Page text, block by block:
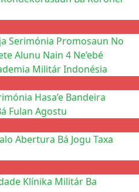
Serimónia Promosaun No
Alunu Nain 4 Ne’ebé
Militár Indonésia
Hasa’e Bandeira
Fulan Agostu
Abertura Bá Jogu Taxa
Klínika Militár Ba